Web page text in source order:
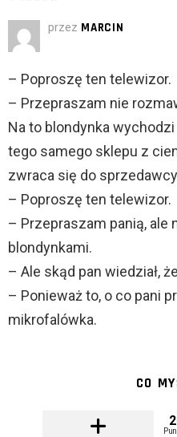
przez MARCIN
– Poproszę ten telewizor.
– Przepraszam nie
Na to blondynka
tego samego sklepu z
zwraca się do
– Poproszę ten telewizor.
– Przepraszam panią, ale
blondynkami.
– Ale skąd pan wiedział,
– Ponieważ to, o co pani
mikrofalówka.
CO